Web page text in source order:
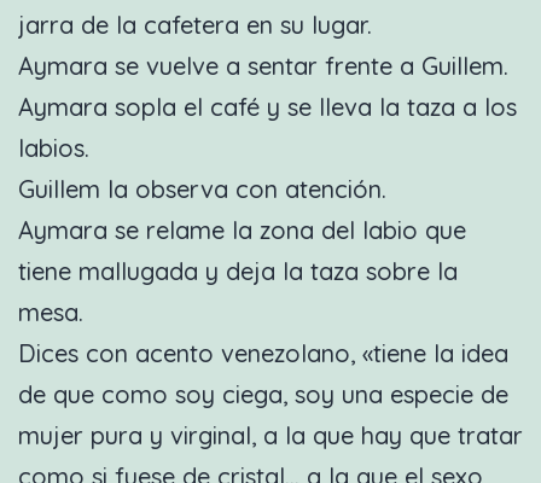
jarra de la cafetera en su lugar.
Aymara se vuelve a sentar frente a Guillem.
Aymara sopla el café y se lleva la taza a los
labios.
Guillem la observa con atención.
Aymara se relame la zona del labio que
tiene mallugada y deja la taza sobre la
mesa.
Dices con acento venezolano, «tiene la idea
de que como soy ciega, soy una especie de
mujer pura y virginal, a la que hay que tratar
como si fuese de cristal… a la que el sexo